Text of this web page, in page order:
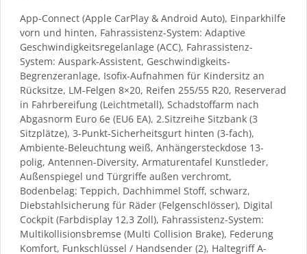
App-Connect (Apple CarPlay & Android Auto), Einparkhilfe
vorn und hinten, Fahrassistenz-System: Adaptive
Geschwindigkeitsregelanlage (ACC), Fahrassistenz-
System: Auspark-Assistent, Geschwindigkeits-
Begrenzeranlage, Isofix-Aufnahmen für Kindersitz an
Rücksitze, LM-Felgen 8×20, Reifen 255/55 R20, Reserverad
in Fahrbereifung (Leichtmetall), Schadstoffarm nach
Abgasnorm Euro 6e (EU6 EA), 2.Sitzreihe Sitzbank (3
Sitzplätze), 3-Punkt-Sicherheitsgurt hinten (3-fach),
Ambiente-Beleuchtung weiß, Anhängersteckdose 13-
polig, Antennen-Diversity, Armaturentafel Kunstleder,
Außenspiegel und Türgriffe außen verchromt,
Bodenbelag: Teppich, Dachhimmel Stoff, schwarz,
Diebstahlsicherung für Räder (Felgenschlösser), Digital
Cockpit (Farbdisplay 12,3 Zoll), Fahrassistenz-System:
Multikollisionsbremse (Multi Collision Brake), Federung
Komfort, Funkschlüssel / Handsender (2), Haltegriff A-